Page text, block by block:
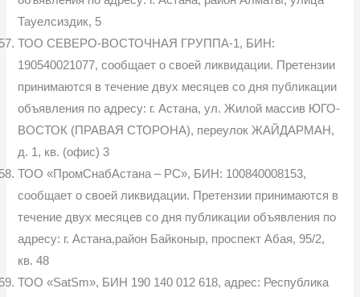
Тауелсиздик, 5
ТОО СЕВЕРО-ВОСТОЧНАЯ ГРУППА-1, БИН:
190540021077, со­общает о своей ликвидации. Претензии
принимаются в течение двух ме­сяцев со дня публикации
объявления по адресу: г. Астана, ул. Жилой мас­сив ЮГО-
ВОСТОК (ПРАВАЯ СТОРОНА), переулок ЖАЙДАРМАН,
д. 1, кв. (офис) 3
ТОО «ПромСнабАстана – РС», БИН: 100840008153,
сообщает о сво­ей ликвидации. Претензии принимаются в
течение двух месяцев со дня пу­бликации объявления по
адресу: г. Астана,район Байконыр, проспект Абая, 95/2,
кв. 48
ТОО «SatSm», БИН 190 140 012 618, адрес: Республика